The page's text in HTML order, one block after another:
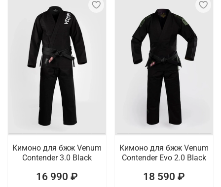
Кимоно для бжж Venum
Contender 3.0 Black
16 990 ₽
Кимоно для бжж Venum
Contender Evo 2.0 Black
18 590 ₽